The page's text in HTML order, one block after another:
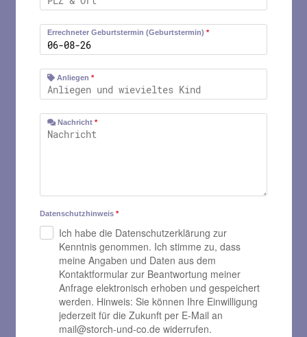
Errechneter Geburtstermin (Geburtstermin) *
Anliegen *
Nachricht *
Datenschutzhinweis *
Ich habe die Datenschutzerklärung zur
Kenntnis genommen. Ich stimme zu, dass
meine Angaben und Daten aus dem
Kontaktformular zur Beantwortung meiner
Anfrage elektronisch erhoben und gespeichert
werden. Hinweis: Sie können Ihre Einwilligung
jederzeit für die Zukunft per E-Mail an
mail@storch-und-co.de widerrufen.